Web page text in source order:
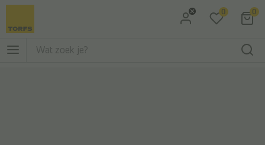
Ga naar Hoofdmenu
0 0